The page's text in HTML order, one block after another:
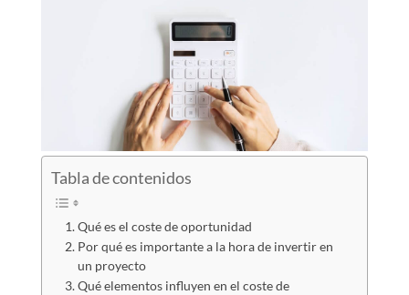
Tabla de contenidos
Qué es el coste de oportunidad
Por qué es importante a la hora de invertir en
un proyecto
Qué elementos influyen en el coste de